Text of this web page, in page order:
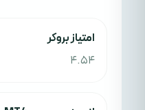
امتياز بروکر
4.54